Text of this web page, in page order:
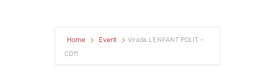
Home Event
Virada L’ENFANT POLIT –
CD11